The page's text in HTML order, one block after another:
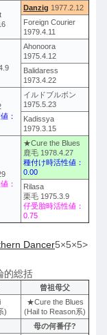
Danzig 1977.2.12
Foreign Courier
1979.4.11
Ahonoora
1975.4.12
Balidaress
1973.4.22
：
イルドブルボン
1975.5.23
Kadissya
1979.3.15
：
★Cure the Blues
鹿毛 1978.4.27
種付け時活性値：
0.00
Rilasa
栗毛 1975.3.9
仔受胎時活性値：
0.75
Dancer5×5×5>
的総括
曾祖母父
)
★Cure the Blues
(Hail to Reason系)
母の何番仔?